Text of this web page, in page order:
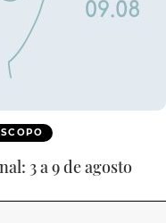
3 a 9 de agosto